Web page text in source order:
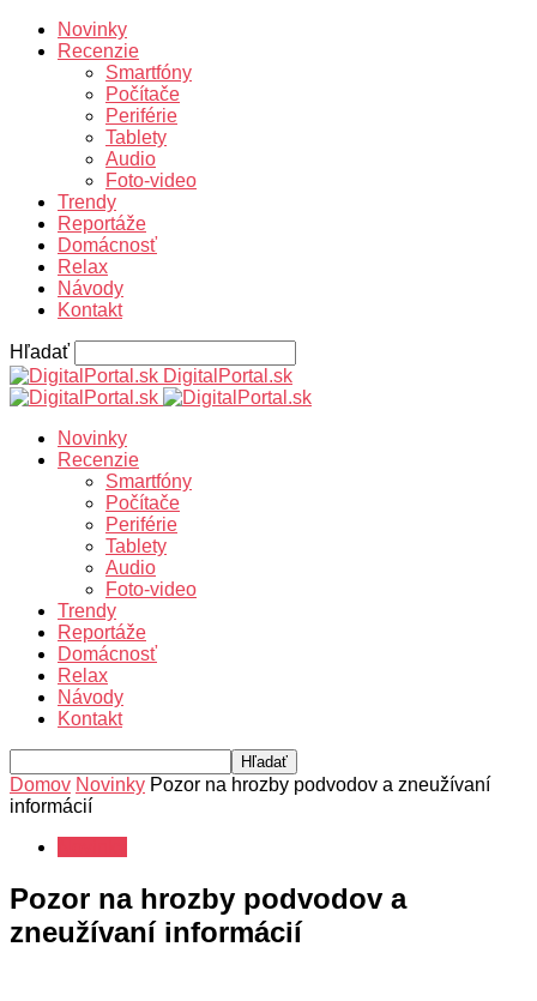
Novinky
Recenzie
Smartfóny
Počítače
Periférie
Tablety
Audio
Foto-video
Trendy
Reportáže
Domácnosť
Relax
Návody
Kontakt
Hľadať
DigitalPortal.sk
Novinky
Recenzie
Smartfóny
Počítače
Periférie
Tablety
Audio
Foto-video
Trendy
Reportáže
Domácnosť
Relax
Návody
Kontakt
Domov Novinky Pozor na hrozby podvodov a zneužívaní
informácií
Pozor na hrozby podvodov a
zneužívaní informácií